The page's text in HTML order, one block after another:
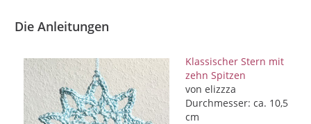
Die Anleitungen
Klassischer Stern mit
zehn Spitzen
von elizzza
Durchmesser: ca. 10,5
cm